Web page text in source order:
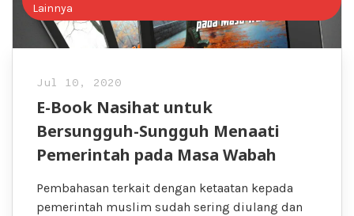
Lainnya
Jul 10, 2020
E-Book Nasihat untuk
Bersungguh-Sungguh Menaati
Pemerintah pada Masa Wabah
Pembahasan terkait dengan ketaatan kepada
pemerintah muslim sudah sering diulang dan